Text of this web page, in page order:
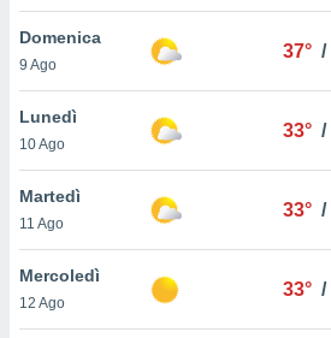
il
un
la
nella
Domenica
9 Ago
37° /
Lunedì
10 Ago
33° /
Martedì
11 Ago
33° /
Mercoledì
12 Ago
33° /